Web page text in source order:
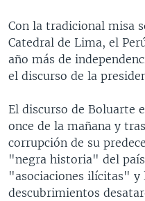
DEPORTIVO
NOTA ECONÓMICA
ENTRETENIMIENTO
Idiomas
Con la tradicional misa
Catedral de Lima, el
año más de
el discurso de la
El discurso de Boluarte
once de la mañana y
corrupción de su
"negra historia" del
"asociaciones ilícitas" y
descubrimientos